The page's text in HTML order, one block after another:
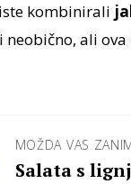
kombinirali
neobično, ali
MOŽDA VAS
Salata s